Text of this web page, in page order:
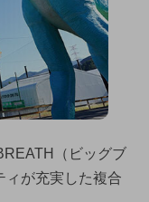
（ビッグブ
ィが充実した複合